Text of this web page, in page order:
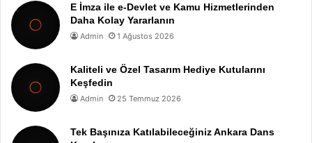
E İmza ile e-Devlet ve Kamu Hizmetlerinden
Daha Kolay Yararlanın
Admin 1 Ağustos 2026
Kaliteli ve Özel Tasarım Hediye Kutularını
Keşfedin
Admin 25 Temmuz 2026
Tek Başınıza Katılabileceğiniz Ankara Dans